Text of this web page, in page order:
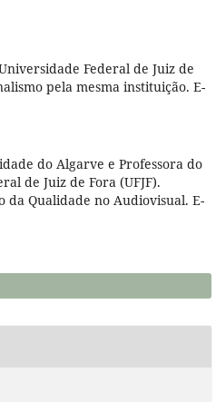
Federal de Juiz de
pela mesma instituição. E-
do Algarve e Professora do
de Juiz de Fora (UFJF).
da Qualidade no Audiovisual. E-